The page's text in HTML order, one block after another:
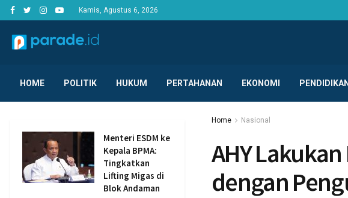
Kamis, Agustus 6, 2026
HOME POLITIK HUKUM PERTAHANAN EKONOMI PENDIDIKAN
Home Nasional
AHY
dengan
Menteri ESDM ke
Kepala BPMA:
Tingkatkan
Lifting Migas di
Blok Andaman